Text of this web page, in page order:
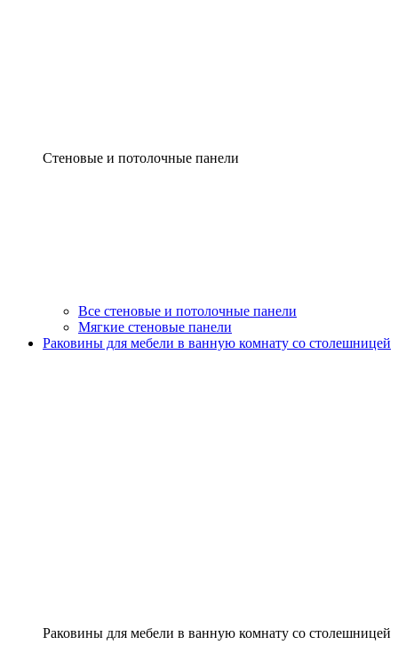
Стеновые и потолочные панели
Все стеновые и потолочные панели
Мягкие стеновые панели
Раковины для мебели в ванную комнату со столешницей
Раковины для мебели в ванную комнату со столешницей